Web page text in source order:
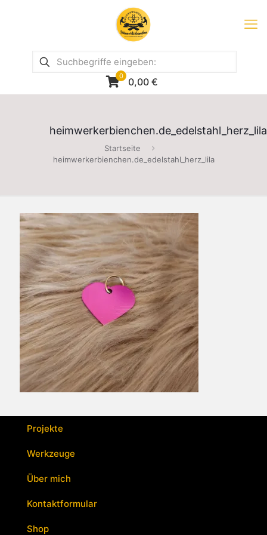
0 0,00 €
heimwerkerbienchen.de_edelstahl_herz_lila
Startseite
heimwerkerbienchen.de_edelstahl_herz_lila
Projekte
Werkzeuge
Über mich
Kontaktformular
Shop